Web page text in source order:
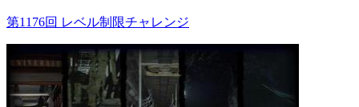
第1176回 レベル制限チャレンジ